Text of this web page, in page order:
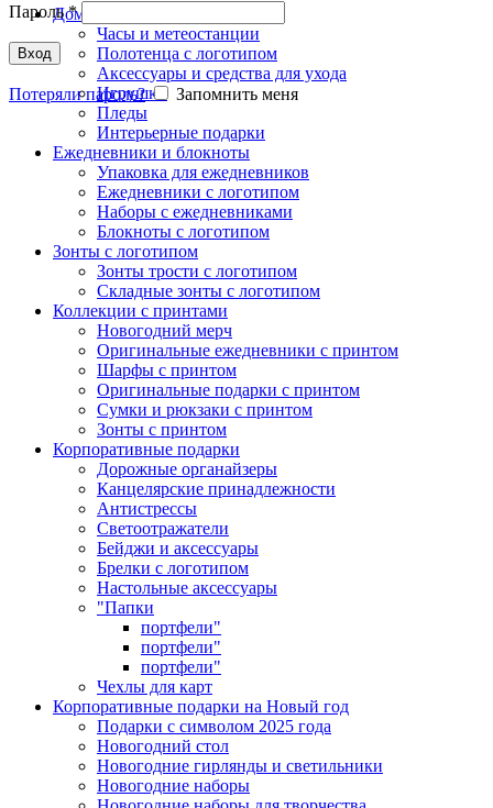
Дом
Часы и метеостанции
Полотенца с логотипом
Аксессуары и средства для ухода
Игрушки
Пледы
Интерьерные подарки
Ежедневники и блокноты
Упаковка для ежедневников
Ежедневники с логотипом
Наборы с ежедневниками
Блокноты с логотипом
Зонты с логотипом
Зонты трости с логотипом
Складные зонты с логотипом
Коллекции с принтами
Новогодний мерч
Оригинальные ежедневники с принтом
Шарфы с принтом
Оригинальные подарки с принтом
Сумки и рюкзаки с принтом
Зонты с принтом
Корпоративные подарки
Дорожные органайзеры
Канцелярские принадлежности
Антистрессы
Светоотражатели
Бейджи и аксессуары
Брелки с логотипом
Настольные аксессуары
"Папки
портфели"
портфели"
портфели"
Чехлы для карт
Корпоративные подарки на Новый год
Подарки с символом 2025 года
Новогодний стол
Новогодние гирлянды и светильники
Новогодние наборы
Пароль*
Вход
Потеряли пароль? Запомнить меня